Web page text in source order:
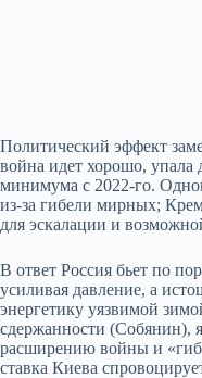
Политический эффект
война идет хорошо,
минимума с 2022‑го.
из‑за гибели мирных;
для эскалации и
В ответ Россия бьет по
усиливая давление, а
энергетику уязвимой
сдержанности (Собянин),
расширению войны и
ставка Киева